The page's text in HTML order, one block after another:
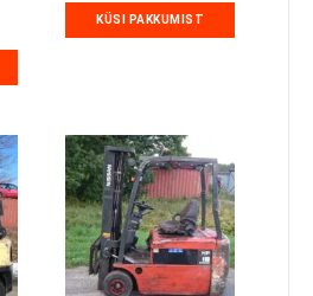
KÜSI PAKKUMIST